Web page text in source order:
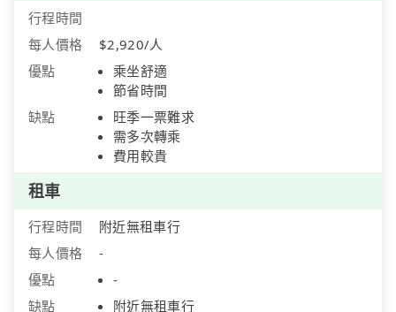
行程時間
每人價格
$2,920/人
優點
乘坐舒適
節省時間
缺點
旺季一票難求
需多次轉乘
費用較貴
租車
行程時間
附近無租車行
每人價格
-
優點
-
缺點
附近無租車行